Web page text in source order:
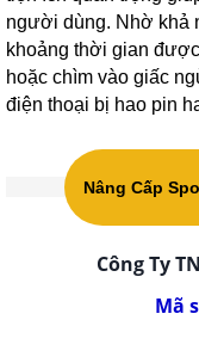
người dùng. Nhờ khả
khoảng thời gian
hoặc chìm vào giấc
điện thoại bị hao pin
Nâng Cấp
Công Ty
Mã